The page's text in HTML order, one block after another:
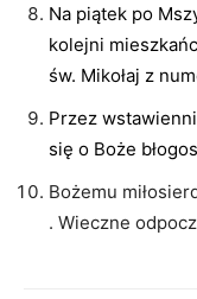
Na piątek po
kolejni
św. Mikołaj z
Przez
się o Boże
Bożemu
. Wieczne